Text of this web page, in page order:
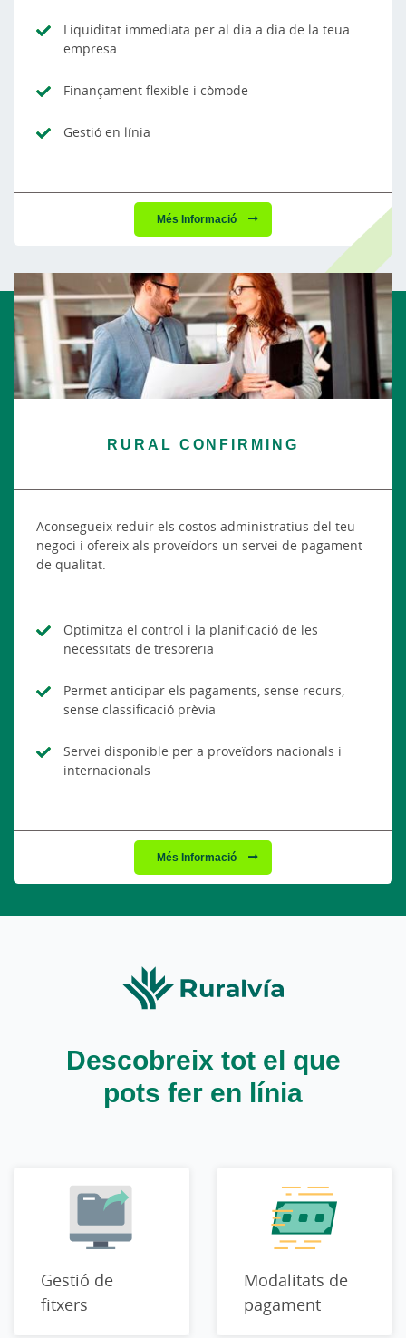
Liquiditat immediata per al dia a dia de la teua
empresa
Finançament flexible i còmode
Gestió en línia
Més Informació
RURAL CONFIRMING
Aconsegueix reduir els costos administratius del teu
negoci i ofereix als proveïdors un servei de pagament
de qualitat.
Optimitza el control i la planificació de les
necessitats de tresoreria
Permet anticipar els pagaments, sense recurs,
sense classificació prèvia
Servei disponible per a proveïdors nacionals i
internacionals
Més Informació
Descobreix tot el que
pots fer en línia
Gestió de
fitxers
Modalitats de
pagament